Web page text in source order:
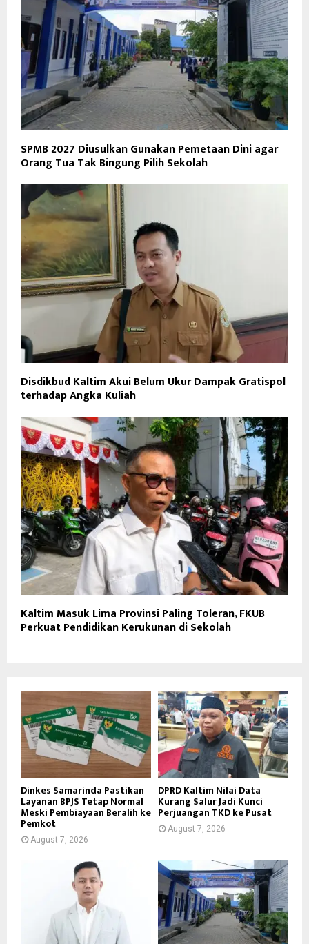
SPMB 2027 Diusulkan Gunakan Pemetaan Dini agar
Orang Tua Tak Bingung Pilih Sekolah
Disdikbud Kaltim Akui Belum Ukur Dampak Gratispol
terhadap Angka Kuliah
Kaltim Masuk Lima Provinsi Paling Toleran, FKUB
Perkuat Pendidikan Kerukunan di Sekolah
Dinkes Samarinda Pastikan
Layanan BPJS Tetap Normal
Meski Pembiayaan Beralih ke
Pemkot
August 7, 2026
DPRD Kaltim Nilai Data
Kurang Salur Jadi Kunci
Perjuangan TKD ke Pusat
August 7, 2026